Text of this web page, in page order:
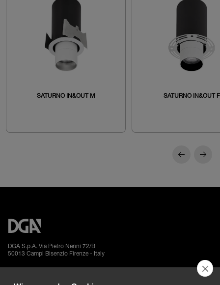
SATURNO IN&OUT M SATURNO IN&OUT F
DGA S.p.A. Via Pietro Nenni 72/B
50013 Campi Bisenzio Firenze - Italy